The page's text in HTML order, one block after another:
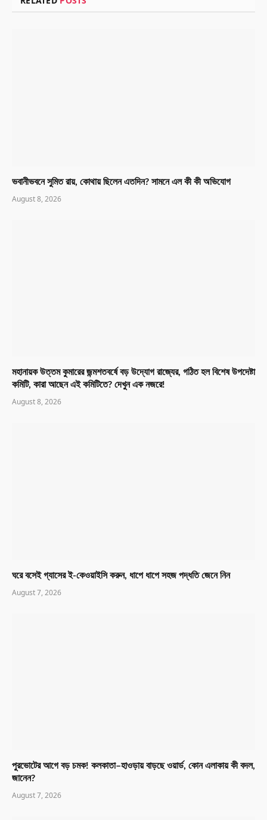
ভবানীভবনে সুমিত রায়, কোথায় ছিলেন এতদিন? সামনে এল কী কী অভিযোগ
August 8, 2026
মহানায়ক উত্তম কুমারের জন্মশতবর্ষে বড় উদ্যোগ রাজ্যের, গঠিত হল বিশেষ উপদেষ্টা
কমিটি, কারা আছেন এই কমিটিতে? দেখুন এক নজরে!
August 8, 2026
ঘরে বসেই গ্যাসের ই-কেওয়াইসি করুন, ধাপে ধাপে সহজ পদ্ধতি জেনে নিন
August 7, 2026
পুরভোটের আগে বড় চমক! কলকাতা–হাওড়ায় বাড়ছে ওয়ার্ড, কোন এলাকায় কী বদল,
জানেন?
August 7, 2026